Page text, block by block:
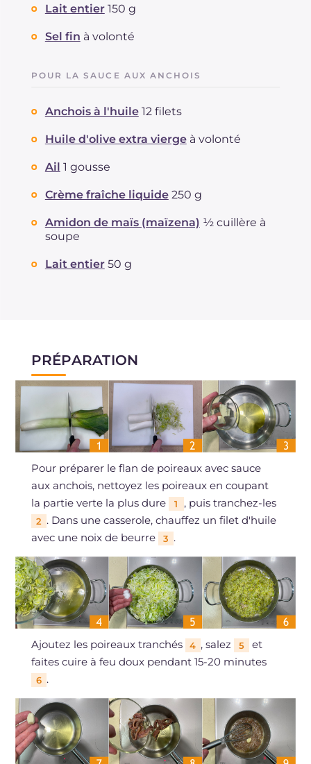
Lait entier 150 g
Sel fin à volonté
POUR LA SAUCE AUX ANCHOIS
Anchois à l'huile 12 filets
Huile d'olive extra vierge à volonté
Ail 1 gousse
Crème fraîche liquide 250 g
Amidon de maïs (maïzena) ½ cuillère à
soupe
Lait entier 50 g
PRÉPARATION
Pour préparer le flan de poireaux avec sauce
aux anchois, nettoyez les poireaux en coupant
la partie verte la plus dure
1 , puis tranchez-les
2 . Dans une casserole, chauffez un filet d'huile
avec une noix de beurre
3 .
Ajoutez les poireaux tranchés 4 , salez 5
et
faites cuire à feu doux pendant 15-20 minutes
6 .